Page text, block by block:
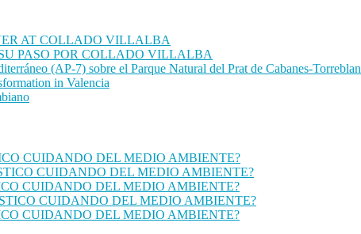
AT COLLADO VILLALBA
PASO POR COLLADO VILLALBA
(AP-7) sobre el Parque Natural del Prat de Cabanes-
in Valencia
CUIDANDO DEL MEDIO AMBIENTE?
CUIDANDO DEL MEDIO AMBIENTE?
CUIDANDO DEL MEDIO AMBIENTE?
CUIDANDO DEL MEDIO AMBIENTE?
CUIDANDO DEL MEDIO AMBIENTE?